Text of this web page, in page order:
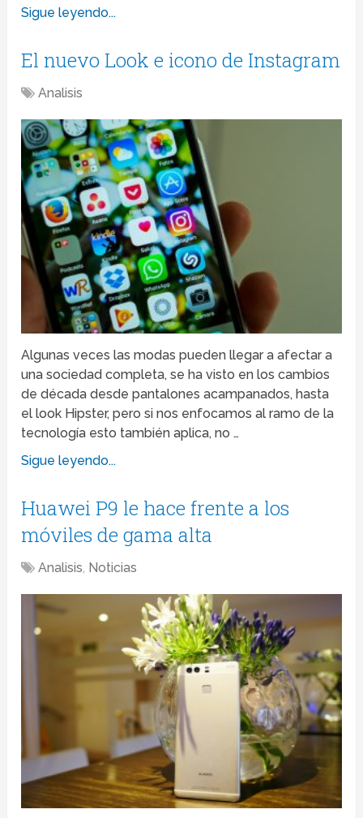
Sigue leyendo...
El nuevo Look e icono de Instagram
Analisis
Algunas veces las modas pueden llegar a afectar a
una sociedad completa, se ha visto en los cambios
de década desde pantalones acampanados, hasta
el look Hipster, pero si nos enfocamos al ramo de la
tecnología esto también aplica, no …
Sigue leyendo...
Huawei P9 le hace frente a los
móviles de gama alta
Analisis, Noticias